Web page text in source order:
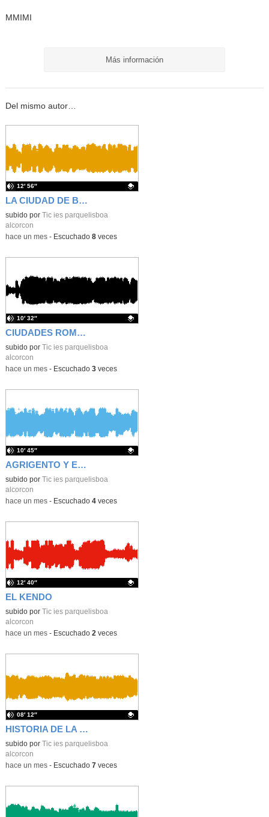
MMIMI
Más información
Del mismo autor…
LA CIUDAD DE BAELO CLAUDIA
Contenido educativo.
subido por Tic ies parquelisboa
alcorcon
12′ 56″
-hace un mes- Escuchado 8veces
CIUDADES ROMANAS DEL NORTE DE AFRICA
Contenido educativo.
subido por Tic ies parquelisboa
alcorcon
10′ 32″
-hace un mes- Escuchado 3veces
AGRIGENTO Y EL LEGADO ARABE
Contenido educativo.
subido por Tic ies parquelisboa
alcorcon
10′ 45″
-hace un mes- Escuchado 4veces
EL KENDO
Contenido educativo.
subido por Tic ies parquelisboa
alcorcon
12′ 40″
-hace un mes- Escuchado 2veces
HISTORIA DE LA DOLORES
Contenido educativo.
subido por Tic ies parquelisboa
alcorcon
08′ 12″
-hace un mes- Escuchado 7 veces